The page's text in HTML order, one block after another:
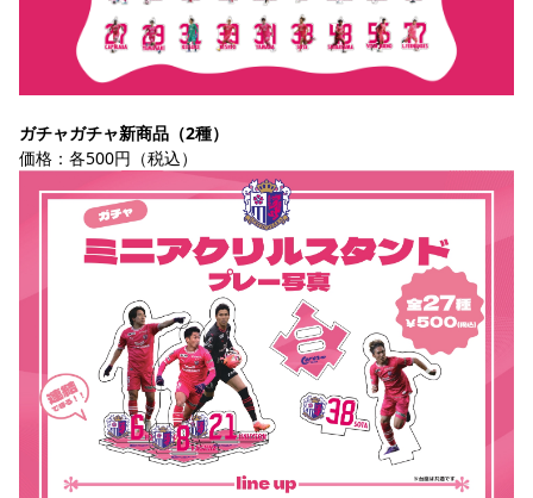
ガチャガチャ新商品（2種）
価格：各500円（税込）